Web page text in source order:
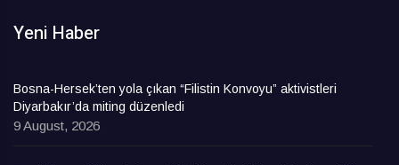
Yeni Haber
Bosna-Hersek’ten yola çıkan “Filistin Konvoyu” aktivistleri
Diyarbakır’da miting düzenledi
9 August, 2026